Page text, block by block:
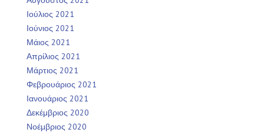
Ιούλιος 2021
Ιούνιος 2021
Μάιος 2021
Απρίλιος 2021
Μάρτιος 2021
Φεβρουάριος 2021
Ιανουάριος 2021
Δεκέμβριος 2020
Νοέμβριος 2020